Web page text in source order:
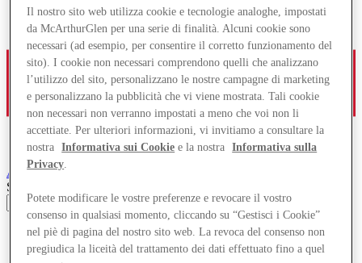
AshfordDesigner Outlet
Search input
Negozi
Offerte
Pianifica la tua visita
Il nostro sito web utilizza cookie e tecnologie analoghe, impostati
da McArthurGlen per una serie di finalità. Alcuni cookie sono
necessari (ad esempio, per consentire il corretto funzionamento del
sito). I cookie non necessari comprendono quelli che analizzano
l’utilizzo del sito, personalizzano le nostre campagne di marketing
e personalizzano la pubblicità che vi viene mostrata. Tali cookie
non necessari non verranno impostati a meno che voi non li
accettiate. Per ulteriori informazioni, vi invitiamo a consultare la
nostra
Informativa sui Cookie e la nostra
Informativa sulla
Privacy.
Potete modificare le vostre preferenze e revocare il vostro
consenso in qualsiasi momento, cliccando su “Gestisci i Cookie”
nel piè di pagina del nostro sito web. La revoca del consenso non
pregiudica la liceità del trattamento dei dati effettuato fino a quel